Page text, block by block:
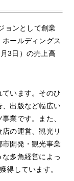
ョンとして創業
ールディングス
3日）の売上高
います。そのひ
、出版など幅広い
業です。また、
の運営、観光リ
開発・観光事業
多角経営によっ
得しています。